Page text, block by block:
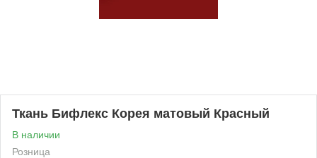
Ткань Бифлекс Корея матовый Красный
В наличии
Розница